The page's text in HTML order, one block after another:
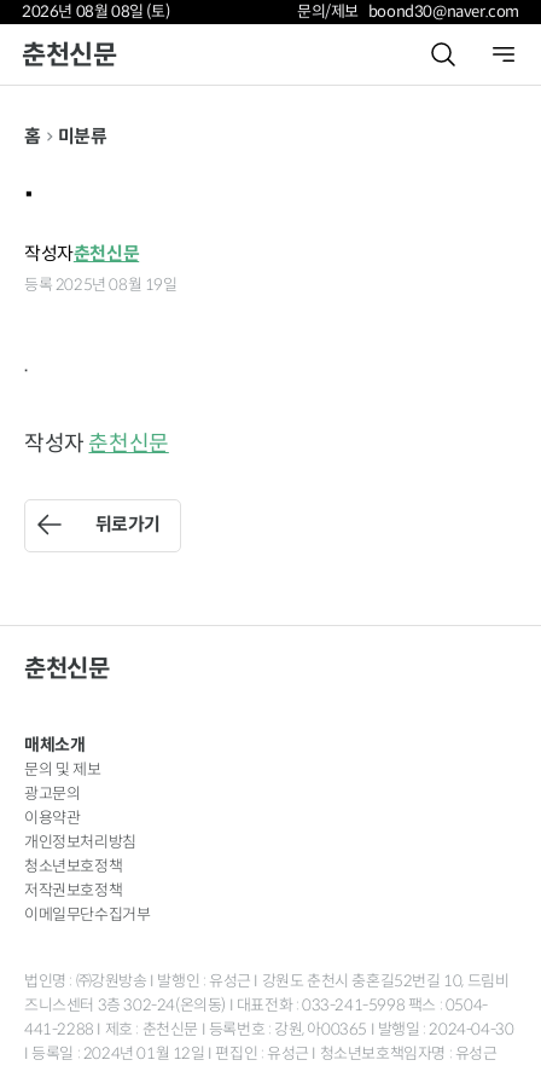
2026년 08월 08일 (토) 문의/제보 boond30@naver.com
춘천신문
홈 미분류
.
작성자춘천신문
등록 2025년 08월 19일
.
작성자 춘천신문
뒤로가기
춘천신문
매체소개
문의 및 제보
광고문의
이용약관
개인정보처리방침
청소년보호정책
저작권보호정책
이메일무단수집거부
법인명 : ㈜강원방송 I 발행인 : 유성근 I 강원도 춘천시 충혼길52번길 10, 드림비
즈니스센터 3층 302-24(온의동) I 대표전화 : 033-241-5998 팩스 : 0504-
441-2288 I 제호 : 춘천신문 I 등록번호 : 강원, 아00365 I 발행일 : 2024-04-30
I 등록일 : 2024년 01월 12일 I 편집인 : 유성근 I 청소년보호책임자명 : 유성근